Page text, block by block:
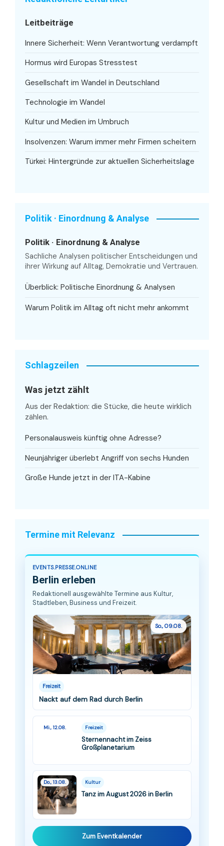
Leitbeiträge
Innere Sicherheit: Wenn Verantwortung verdampft
Hormus wird Europas Stresstest
Gesellschaft im Wandel in Deutschland
Technologie im Wandel
Kultur und Medien im Umbruch
Insolvenzen: Warum immer mehr Firmen scheitern
Türkei: Hintergründe zur aktuellen Sicherheitslage
Politik · Einordnung & Analyse
Politik · Einordnung & Analyse
Sachliche Analysen politischer Entscheidungen und
ihrer Wirkung auf Alltag, Demokratie und Vertrauen.
Überblick: Politische Einordnung & Analysen
Warum Politik im Alltag oft nicht mehr ankommt
Schlagzeilen
Was jetzt zählt
Aus der Redaktion: die Stücke, die heute wirklich
zählen.
Personalausweis künftig ohne Adresse?
Neunjähriger überlebt Angriff von sechs Hunden
Große Hunde jetzt in der ITA-Kabine
Termine mit Relevanz
EVENTS.PRESSE.ONLINE
Berlin erleben
Redaktionell ausgewählte Termine aus Kultur,
Stadtleben, Business und Freizeit.
So., 09.08.
Freizeit
Nackt auf dem Rad durch Berlin
Mi., 12.08. Freizeit
Sternennacht im Zeiss
Großplanetarium
Do., 13.08. Kultur
Tanz im August 2026 in Berlin
Zum Eventkalender